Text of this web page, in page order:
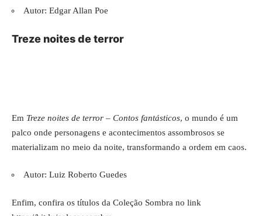
Autor: Edgar Allan Poe
Treze noites de terror
Em Treze noites de terror – Contos fantásticos, o mundo é um
palco onde personagens e acontecimentos assombrosos se
materializam no meio da noite, transformando a ordem em caos.
Autor: Luiz Roberto Guedes
Enfim, confira os títulos da Coleção Sombra no link